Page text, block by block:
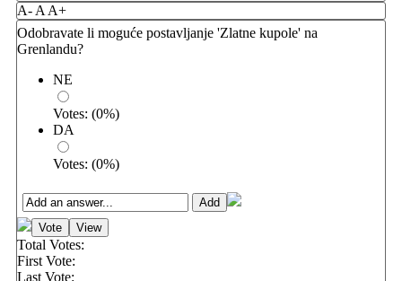
A- A A+
Odobravate li moguće postavljanje 'Zlatne kupole' na
Grenlandu?
NE
Votes: (0%)
DA
Votes: (0%)
Total Votes:
First Vote:
Last Vote: